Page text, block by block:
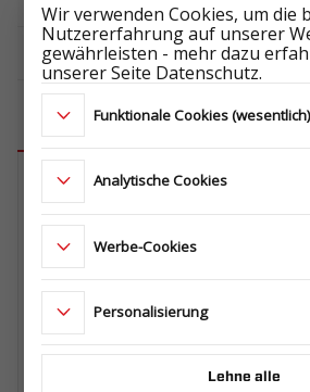
675 -variabel je nach Konfiguration des
Länge der Ladefläche (mm)
4000
Breite der Ladefläche (mm)
1822
Verfügbares Zubehör
KOMPLETTRAD 195/50
ŁADOWNOŚĆ: 900 kg
ERSATZRADHALTER
Wir verwenden Cookies, um die
Nutzererfahrung auf unserer
gewährleisten - mehr dazu
unserer Seite Datenschutz.
Funktionale Cookies (wesentlich)
Analytische Cookies
Werbe-Cookies
Personalisierung
Lehne alle